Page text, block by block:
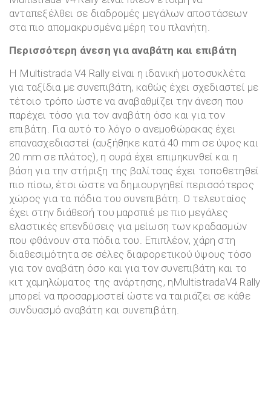
ανταπεξέλθει σε διαδρομές μεγάλων αποστάσεων
στα πιο απομακρυσμένα μέρη του πλανήτη.
Περισσότερη άνεση για αναβάτη και επιβάτη
Η Multistrada V4 Rally είναι η ιδανική μοτοσυκλέτα
για ταξίδια με συνεπιβάτη, καθώς έχει σχεδιαστεί με
τέτοιο τρόπο ώστε να αναβαθμίζει την άνεση που
παρέχει τόσο για τον αναβάτη όσο και για τον
επιβάτη. Για αυτό το λόγο ο ανεμοθώρακας έχει
επανασχεδιαστεί (αυξήθηκε κατά 40 mm σε ύψος και
20 mm σε πλάτος), η ουρά έχει επιμηκυνθεί και η
βάση για την στήριξη της βαλίτσας έχει τοποθετηθεί
πιο πίσω, έτσι ώστε να δημιουργηθεί περισσότερος
χώρος για τα πόδια του συνεπιβάτη. Ο τελευταίος
έχει στην διάθεσή του μαρσπιέ με πιο μεγάλες
ελαστικές επενδύσεις για μείωση των κραδασμών
που φθάνουν στα πόδια του. Επιπλέον, χάρη στη
διαθεσιμότητα σε σέλες διαφορετικού ύψους τόσο
για τον αναβάτη όσο και για τον συνεπιβάτη και το
κιτ χαμηλώματος της ανάρτησης, ηMultistradaV4 Rally
μπορεί να προσαρμοστεί ώστε να ταιριάζει σε κάθε
συνδυασμό αναβάτη και συνεπιβάτη.